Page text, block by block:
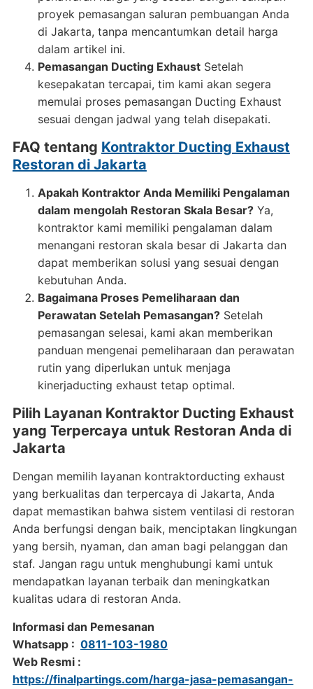
proyek pemasangan saluran pembuangan Anda
di Jakarta, tanpa mencantumkan detail harga
dalam artikel ini.
Pemasangan Ducting ExhaustSetelah
kesepakatan tercapai, tim kami akan segera
memulai proses pemasangan Ducting Exhaust
sesuai dengan jadwal yang telah disepakati.
FAQ tentang Kontraktor Ducting Exhaust
Restoran di Jakarta
Apakah Kontraktor Anda Memiliki Pengalaman
dalam mengolah Restoran Skala Besar?Ya,
kontraktor kami memiliki pengalaman dalam
menangani restoran skala besar di Jakarta dan
dapat memberikan solusi yang sesuai dengan
kebutuhan Anda.
Bagaimana Proses Pemeliharaan dan
Perawatan Setelah Pemasangan?Setelah
pemasangan selesai, kami akan memberikan
panduan mengenai pemeliharaan dan perawatan
rutin yang diperlukan untuk menjaga
kinerjaducting exhaust tetap optimal.
Pilih Layanan Kontraktor Ducting Exhaust
yang Terpercaya untuk Restoran Anda di
Jakarta
Dengan memilih layanan kontraktorducting exhaust
yang berkualitas dan terpercaya di Jakarta, Anda
dapat memastikan bahwa sistem ventilasi di restoran
Anda berfungsi dengan baik, menciptakan lingkungan
yang bersih, nyaman, dan aman bagi pelanggan dan
staf. Jangan ragu untuk menghubungi kami untuk
mendapatkan layanan terbaik dan meningkatkan
kualitas udara di restoran Anda.
Informasi dan Pemesanan
Whatsapp : 0811-103-1980
Web Resmi :
https://finalpartings.com/harga-jasa-pemasangan-